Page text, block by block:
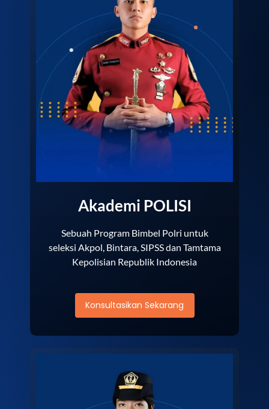
Akademi POLISI
Sebuah Program Bimbel Polri untuk
seleksi Akpol, Bintara, SIPSS dan Tamtama
Kepolisian Republik Indonesia
Konsultasikan Sekarang